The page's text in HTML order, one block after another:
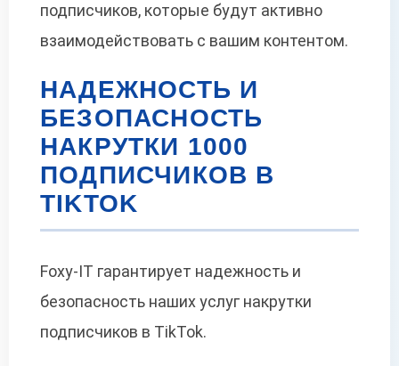
подписчиков, которые будут активно
взаимодействовать с вашим контентом.
НАДЕЖНОСТЬ И
БЕЗОПАСНОСТЬ
НАКРУТКИ 1000
ПОДПИСЧИКОВ В
TIKTOK
Foxy-IT гарантирует надежность и
безопасность наших услуг накрутки
подписчиков в TikTok.